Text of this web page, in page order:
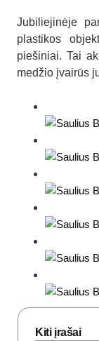
Jubiliejinėje
plastikos
piešiniai. Tai
medžio įvairūs
Kiti įrašai